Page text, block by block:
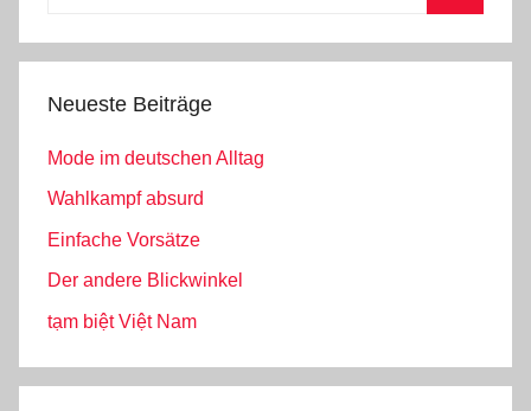
Neueste Beiträge
Mode im deutschen Alltag
Wahlkampf absurd
Einfache Vorsätze
Der andere Blickwinkel
tạm biệt Việt Nam